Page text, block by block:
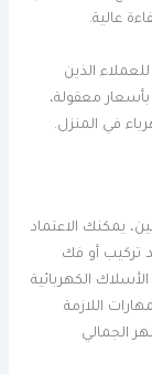
عالية.
الذين
معقولة،
في المنزل.
يمكنك الاعتماد
تركيب أو فك
الكهربائية
اللازمة
الجمالي